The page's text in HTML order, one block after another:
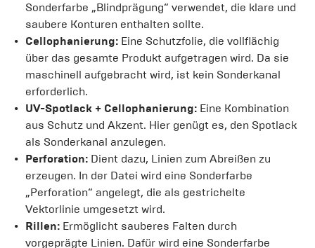
Sonderfarbe „Blindprägung“ verwendet, die klare und
saubere Konturen enthalten sollte.
Cellophanierung: Eine Schutzfolie, die vollflächig
über das gesamte Produkt aufgetragen wird. Da sie
maschinell aufgebracht wird, ist kein Sonderkanal
erforderlich.
UV-Spotlack + Cellophanierung: Eine Kombination
aus Schutz und Akzent. Hier genügt es, den Spotlack
als Sonderkanal anzulegen.
Perforation: Dient dazu, Linien zum Abreißen zu
erzeugen. In der Datei wird eine Sonderfarbe
„Perforation“ angelegt, die als gestrichelte
Vektorlinie umgesetzt wird.
Rillen: Ermöglicht sauberes Falten durch
vorgeprägte Linien. Dafür wird eine Sonderfarbe